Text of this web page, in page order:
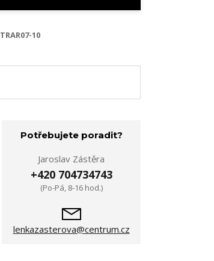
TRAR07-10
Potřebujete poradit?
Jaroslav Zástěra
+420 704734743
(Po-Pá, 8-16 hod.)
lenkazasterova@centrum.cz